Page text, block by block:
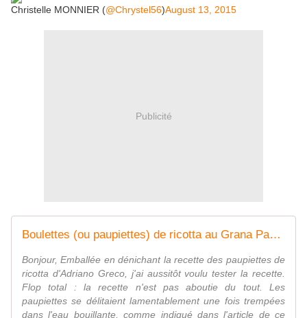
Christelle MONNIER (@Chrystel56)August 13, 2015
Publicité
Boulettes (ou paupiettes) de ricotta au Grana Padano - Entre rire et cuisine...
Bonjour, Emballée en dénichant la recette des paupiettes de
ricotta d'Adriano Greco, j'ai aussitôt voulu tester la recette.
Flop total : la recette n'est pas aboutie du tout. Les
paupiettes se délitaient lamentablement une fois trempées
dans l'eau bouillante, comme indiqué dans l'article de ce